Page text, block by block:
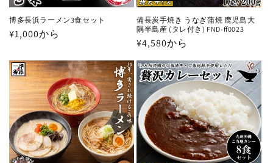
博多長浜ラーメン3食セット
通
価
格
¥1,000から
備長炭手焼き うなぎ蒲焼 鹿児島大
隅半島産 (タレ付き) FND-ff0023
通
価
格
¥4,580から